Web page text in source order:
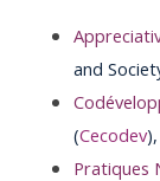
and
(Cecodev),
Pratiques